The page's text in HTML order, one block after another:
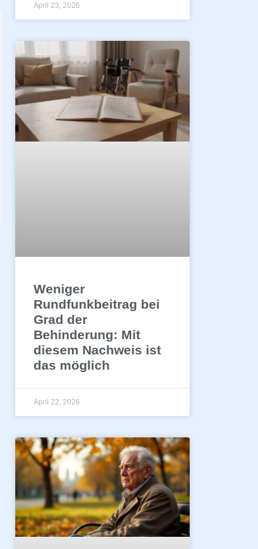
April 23, 2026
Weniger
Rundfunkbeitrag bei
Grad der
Behinderung: Mit
diesem Nachweis ist
das möglich
April 22, 2026